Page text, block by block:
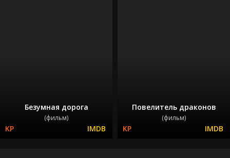
Безумная дорога
(фильм)
Повелитель драконов
(фильм)